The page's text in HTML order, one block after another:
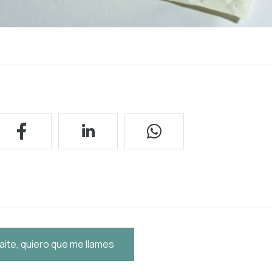
quiero que me llames